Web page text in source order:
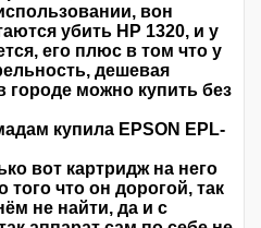
вон
убить НР 1320, и у
его плюс в том что у
дешевая
городе можно купить без
купила EPSON EPL-
вот картридж на него
что он дорогой, так
не найти, да и с